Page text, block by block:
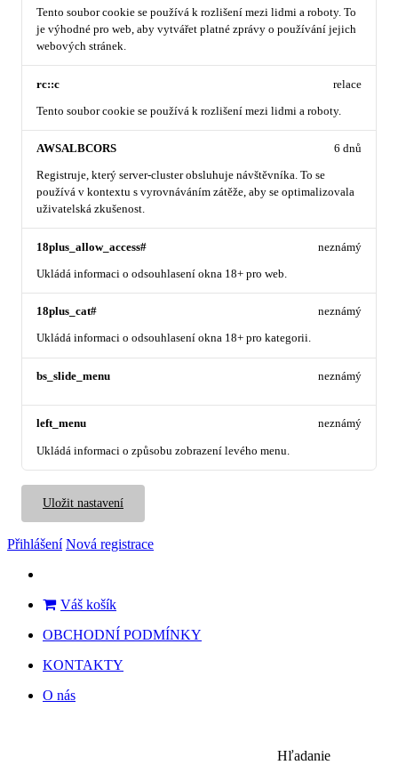
Tento soubor cookie se používá k rozlišení mezi lidmi a roboty. To
je výhodné pro web, aby vytvářet platné zprávy o používání jejich
webových stránek.
rc::c
Tento soubor cookie se používá k rozlišení mezi lidmi a roboty.
relace
AWSALBCORS
Registruje, který server-cluster obsluhuje návštěvníka. To se
používá v kontextu s vyrovnáváním zátěže, aby se optimalizovala
uživatelská zkušenost.
6 dnů
18plus_allow_access#
Ukládá informaci o odsouhlasení okna 18+ pro web.
neznámý
18plus_cat#
Ukládá informaci o odsouhlasení okna 18+ pro kategorii.
neznámý
bs_slide_menu neznámý
left_menu
Ukládá informaci o způsobu zobrazení levého menu.
neznámý
Uložit nastavení
Přihlášení Nová registrace
Váš košík
OBCHODNÍ PODMÍNKY
KONTAKTY
O nás
Hľadanie